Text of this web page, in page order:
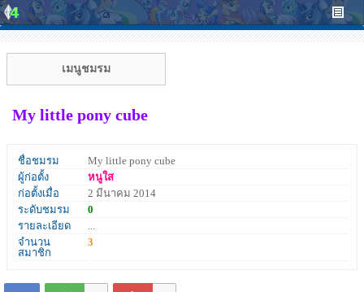
เมนูชมรม
My little pony cube
ชื่อชมรม
My little pony cube
ผู้ก่อตั้ง
หนูใส
ก่อตั้งเมื่อ
2 มีนาคม 2014
ระดับชมรม
0
รายละเอียด
...
จำนวน
สมาชิก
3